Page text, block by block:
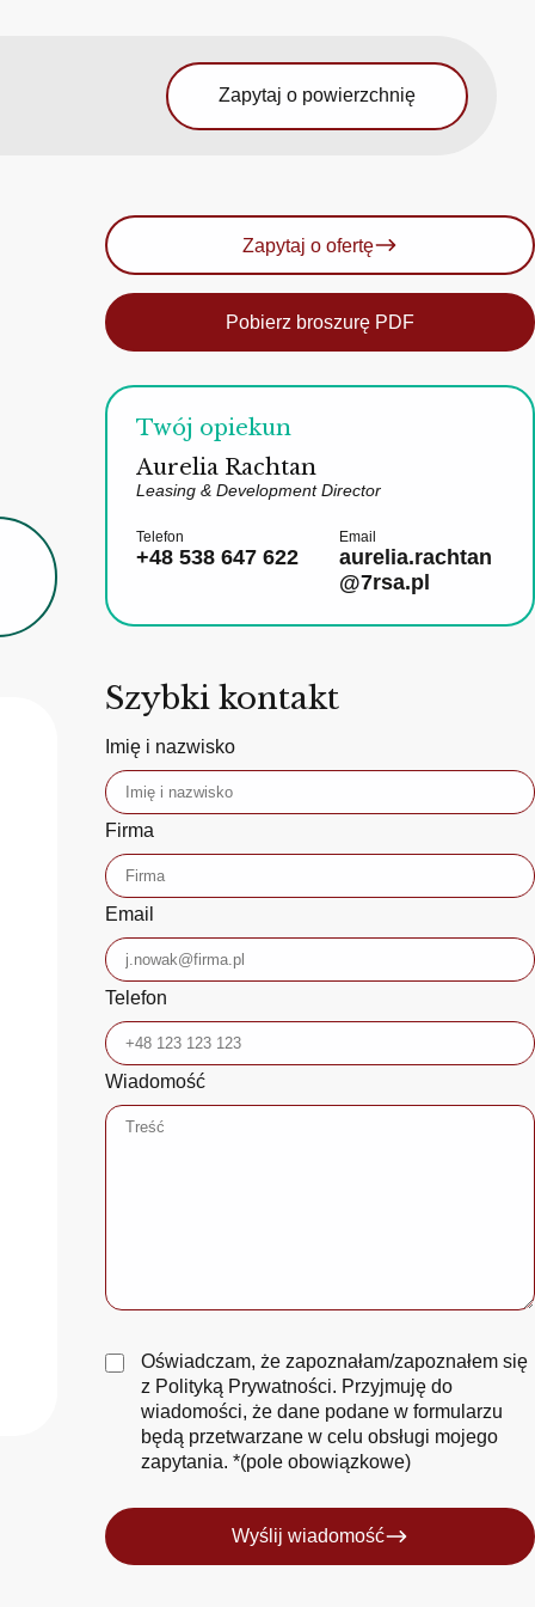
Zapytaj o powierzchnię
Zapytaj o ofertę
Pobierz broszurę PDF
Twój opiekun
Aurelia Rachtan
Leasing & Development Director
Telefon
+48 538 647 622
Email
aurelia.rachtan
@7rsa.pl
Szybki kontakt
Imię i nazwisko
Firma
Email
Telefon
Wiadomość
Oświadczam, że zapoznałam/zapoznałem się
z Polityką Prywatności. Przyjmuję do
wiadomości, że dane podane w formularzu
będą przetwarzane w celu obsługi mojego
zapytania. *(pole obowiązkowe)
Wyślij wiadomość